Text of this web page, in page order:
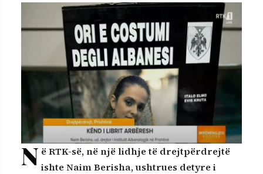
N ë RTK-së, në një lidhje të drejtpërdrejtë
ishte Naim Berisha, ushtrues detyre i